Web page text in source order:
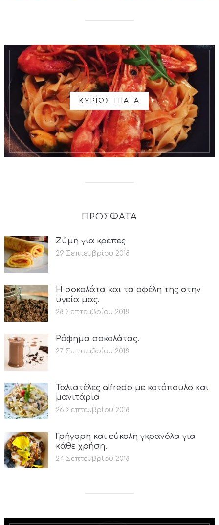
ΚΥΡΙΩΣ ΠΙΑΤΑ
ΠΡΟΣΦΑΤΑ
Ζύμη για κρέπες
29 Σεπτεμβρίου 2018
Η σοκολάτα και τα οφέλη της στην
υγεία μας.
28 Σεπτεμβρίου 2018
Ρόφημα σοκολάτας.
27 Σεπτεμβρίου 2018
Ταλιατέλες alfredo με κοτόπουλο και
μανιτάρια
26 Σεπτεμβρίου 2018
Γρήγορη και εύκολη γκρανόλα για
κάθε χρήση.
24 Σεπτεμβρίου 2018